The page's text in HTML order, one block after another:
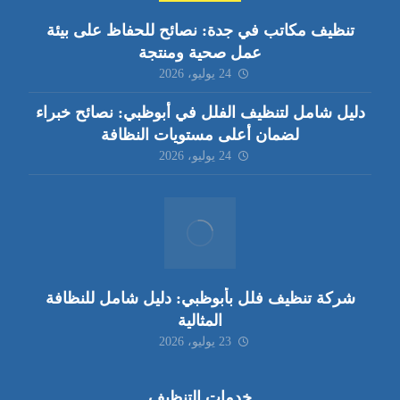
تنظيف مكاتب في جدة: نصائح للحفاظ على بيئة
عمل صحية ومنتجة
24 يوليو، 2026
دليل شامل لتنظيف الفلل في أبوظبي: نصائح خبراء
لضمان أعلى مستويات النظافة
24 يوليو، 2026
شركة تنظيف فلل بأبوظبي: دليل شامل للنظافة
المثالية
23 يوليو، 2026